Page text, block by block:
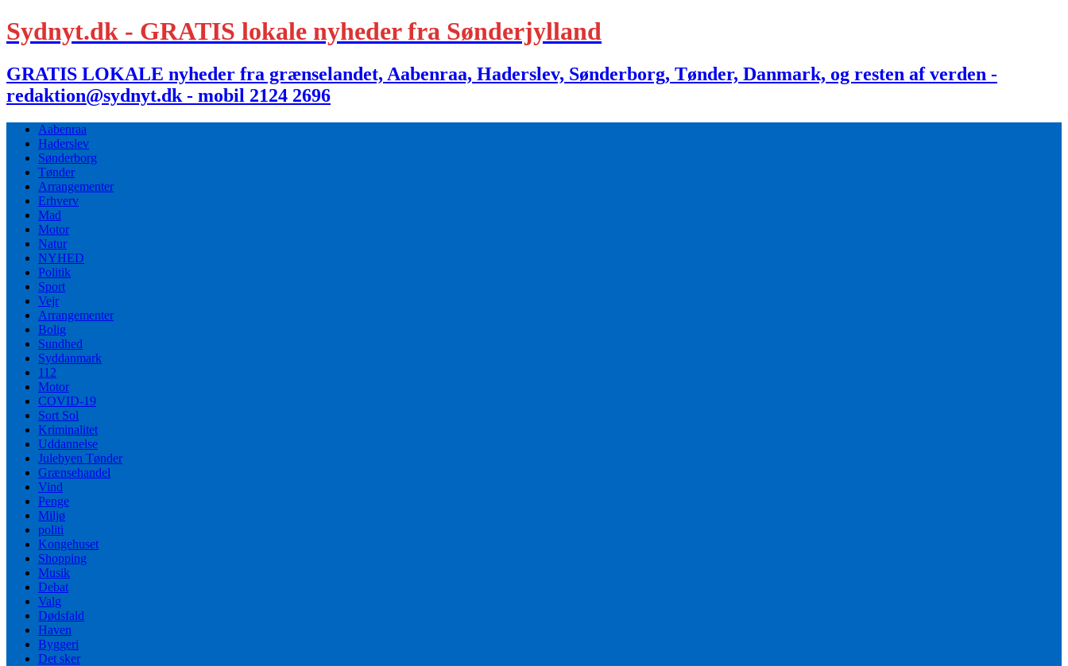
Sydnyt.dk - GRATIS lokale nyheder fra Sønderjylland
GRATIS LOKALE nyheder fra grænselandet, Aabenraa, Haderslev, Sønderborg, Tønder, Danmark, og resten af verden -
redaktion@sydnyt.dk - mobil 2124 2696
Aabenraa
Haderslev
Sønderborg
Tønder
Arrangementer
Erhverv
Mad
Motor
Natur
NYHED
Politik
Sport
Vejr
Arrangementer
Bolig
Sundhed
Syddanmark
112
Motor
COVID-19
Sort Sol
Kriminalitet
Uddannelse
Julebyen Tønder
Grænsehandel
Vind
Penge
Miljø
politi
Kongehuset
Shopping
Musik
Debat
Valg
Dødsfald
Haven
Byggeri
Det sker